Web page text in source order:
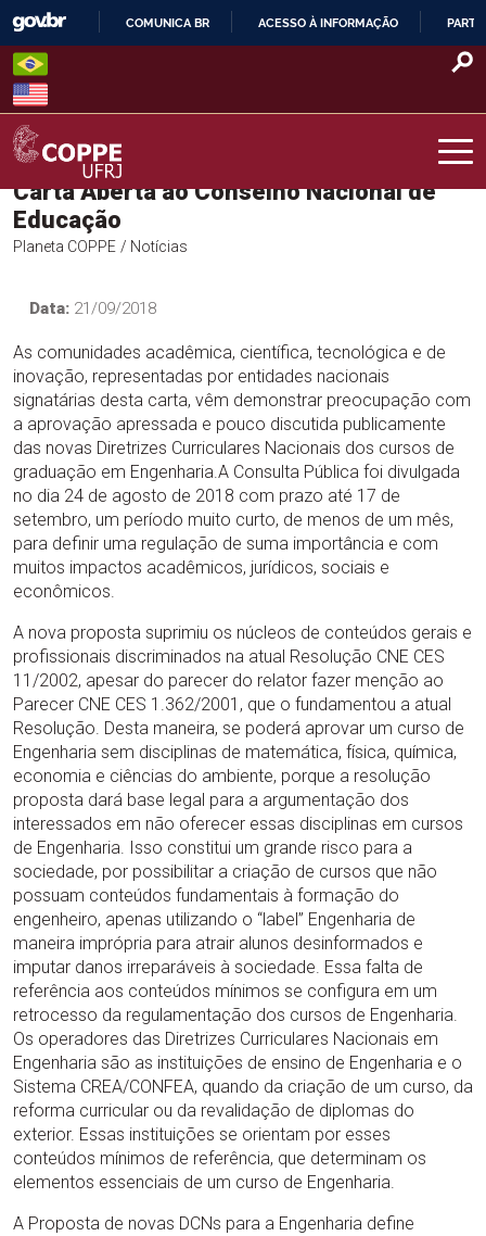
Skip
content
O
COMUNICA BR ACESSO À INFORMAÇÃO
COPPE – UFRJ
Carta Aberta ao Conselho Nacional de
Educação
Planeta COPPE / Notícias
Data: 21/09/2018
As comunidades acadêmica, científica, tecnológica e de
inovação, representadas por entidades nacionais
signatárias desta carta, vêm demonstrar preocupação com
a aprovação apressada e pouco discutida publicamente
das novas Diretrizes Curriculares Nacionais dos cursos de
graduação em Engenharia.A Consulta Pública foi divulgada
no dia 24 de agosto de 2018 com prazo até 17 de
setembro, um período muito curto, de menos de um mês,
para definir uma regulação de suma importância e com
muitos impactos acadêmicos, jurídicos, sociais e
econômicos.
A nova proposta suprimiu os núcleos de conteúdos gerais e
profissionais discriminados na atual Resolução CNE CES
11/2002, apesar do parecer do relator fazer menção ao
Parecer CNE CES 1.362/2001, que o fundamentou a atual
Resolução. Desta maneira, se poderá aprovar um curso de
Engenharia sem disciplinas de matemática, física, química,
economia e ciências do ambiente, porque a resolução
proposta dará base legal para a argumentação dos
interessados em não oferecer essas disciplinas em cursos
de Engenharia. Isso constitui um grande risco para a
sociedade, por possibilitar a criação de cursos que não
possuam conteúdos fundamentais à formação do
engenheiro, apenas utilizando o “label” Engenharia de
maneira imprópria para atrair alunos desinformados e
imputar danos irreparáveis à sociedade. Essa falta de
referência aos conteúdos mínimos se configura em um
retrocesso da regulamentação dos cursos de Engenharia.
Os operadores das Diretrizes Curriculares Nacionais em
Engenharia são as instituições de ensino de Engenharia e o
Sistema CREA/CONFEA, quando da criação de um curso, da
reforma curricular ou da revalidação de diplomas do
exterior. Essas instituições se orientam por esses
conteúdos mínimos de referência, que determinam os
elementos essenciais de um curso de Engenharia.
A Proposta de novas DCNs para a Engenharia define